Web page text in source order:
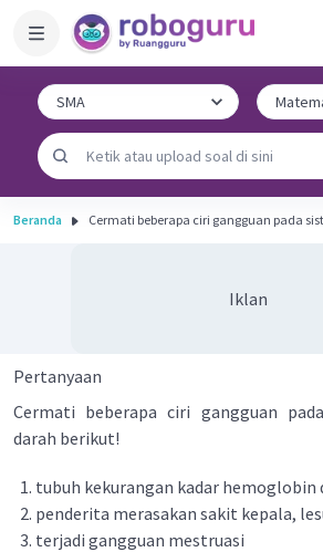
Beranda Cermati beberapa ciri gangguan pada
Iklan
Pertanyaan
Cermati beberapa ciri gangguan
darah berikut!
tubuh kekurangan kadar hemoglobin
penderita merasakan sakit kepala,
terjadi gangguan mestruasi